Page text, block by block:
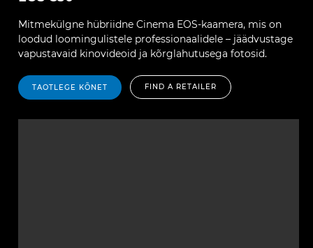
Mitmekülgne hübriidne Cinema EOS-kaamera, mis on
loodud loomingulistele professionaalidele – jäädvustage
vapustavaid kinovideoid ja kõrglahutusega fotosid.
TAOTLEGE KÕNET FIND A RETAILER